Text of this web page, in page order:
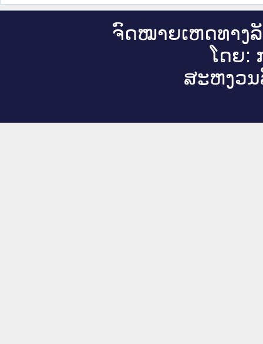
ຈົດ​ໝາຍ​ເຫດ​ທາງ​
ໂດຍ:
ສະ​ຫງວນ​